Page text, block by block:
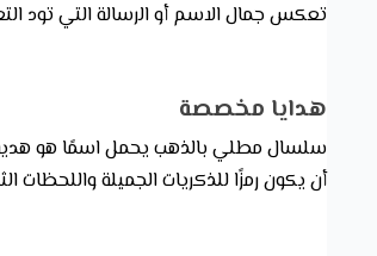
تعكس جمال الاسم أو الرسالة التي تود
هدايا مخصصة
سلسال مطلي بالذهب يحمل اسمًا هو هدية
أن يكون رمزًا للذكريات الجميلة واللحظات